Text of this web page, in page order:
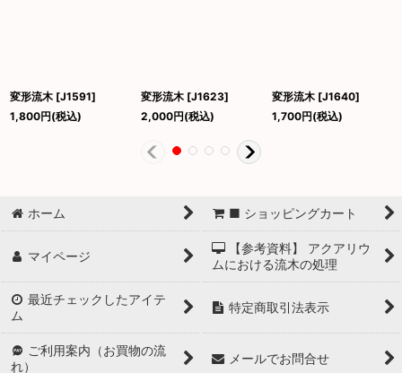
変形流木 [J1591]
1,800円(税込)
変形流木 [J1623]
2,000円(税込)
変形流木 [J1640]
1,700円(税込)
ホーム ■ ショッピングカート
マイページ
【参考資料】 アクアリウ
ムにおける流木の処理
最近チェックしたアイテ
ム
特定商取引法表示
ご利用案内（お買物の流
れ）
メールでお問合せ